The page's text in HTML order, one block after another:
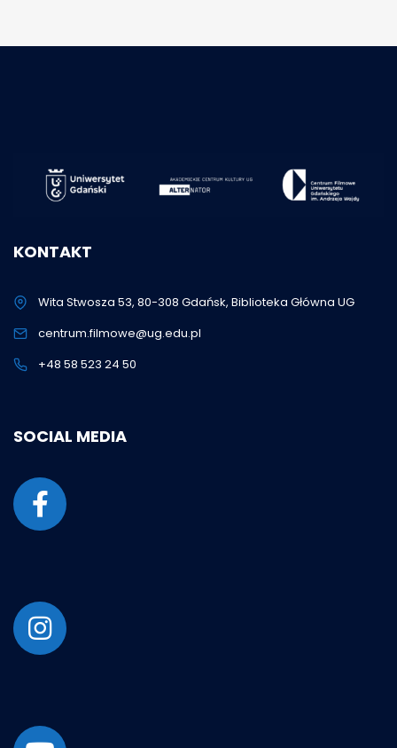
KONTAKT
Wita Stwosza 53, 80-308 Gdańsk, Biblioteka Główna UG
centrum.filmowe@ug.edu.pl
+48 58 523 24 50
SOCIAL MEDIA